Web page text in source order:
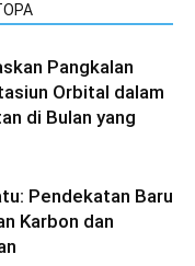
Pangkalan
Orbital dalam
di Bulan yang
Pendekatan Baru
Karbon dan